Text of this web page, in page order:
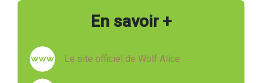
En savoir +
Le site officiel de Wolf Alice